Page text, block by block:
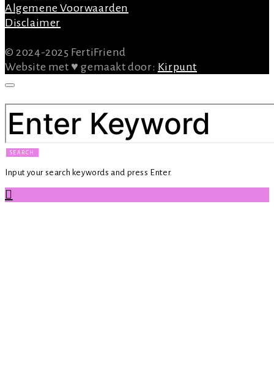
Algemene Voorwaarden
Disclaimer
© 2024-2025 FertiFriend
Website met ♥ gemaakt door: Kirpunt
SEARCH
Input your search keywords and press Enter.